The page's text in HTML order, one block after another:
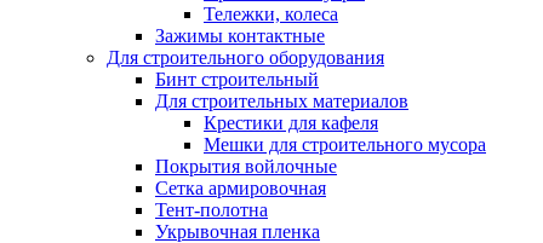
Тележки, колеса
Зажимы контактные
Для строительного оборудования
Бинт строительный
Для строительных материалов
Крестики для кафеля
Мешки для строительного мусора
Покрытия войлочные
Сетка армировочная
Тент-полотна
Укрывочная пленка